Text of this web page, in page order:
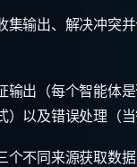
集输出、解决冲突
输出（每个智能体
以及错误处理（
个不同来源获取数